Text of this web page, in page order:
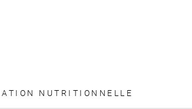
NUTRITIONNELLE